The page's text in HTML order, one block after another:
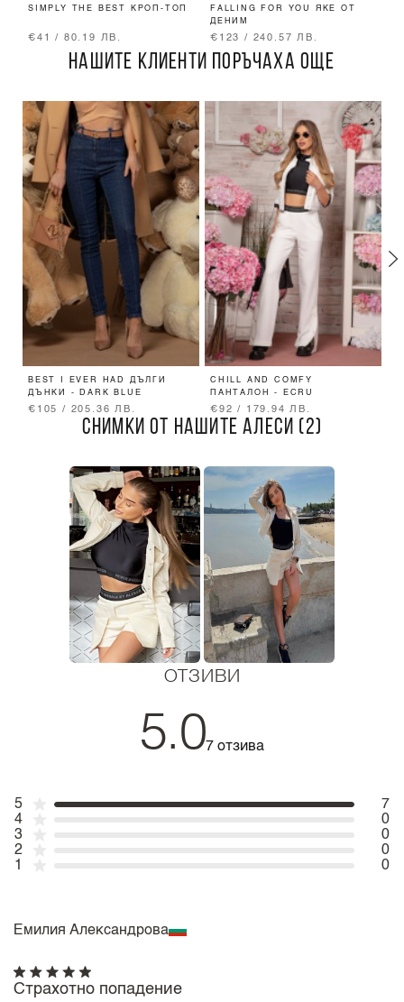
SIMPLY THE BEST КРОП-ТОП
€41 / 80.19 ЛВ.
FALLING FOR YOU ЯКЕ ОТ
ДЕНИМ
€123 / 240.57 ЛВ.
НАШИТЕ КЛИЕНТИ ПОРЪЧАХА ОЩЕ
BEST I EVER HAD ДЪЛГИ
ДЪНКИ - DARK BLUE
€105 / 205.36 ЛВ.
CHILL AND COMFY
ПАНТАЛОН - ECRU
€92 / 179.94 ЛВ.
СНИМКИ ОТ НАШИТЕ АЛЕСИ (2)
ОТЗИВИ
5.07 отзива
5
7
4
0
3
0
2
0
1
0
Емилия Александрова
Страхотно попадение